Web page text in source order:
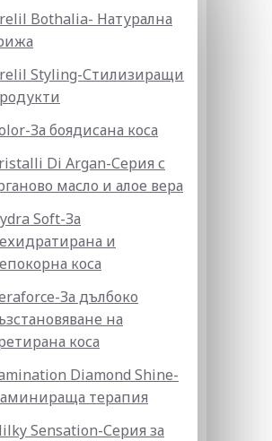
Bothalia- Натурална
Styling-Стилизиращи
За боядисана коса
Di Argan-Серия с
масло и алое вера
Soft-За
и
коса
За дълбоко
на
коса
Diamond Shine-
терапия
Sensation-Серия за